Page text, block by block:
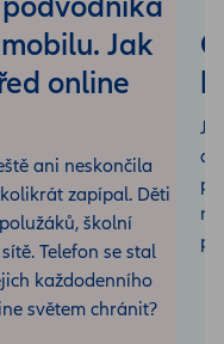
Jak
online
ani neskončila
zapípal. Děti
školní
Telefon se stal
každodenního
světem chránit?
Je